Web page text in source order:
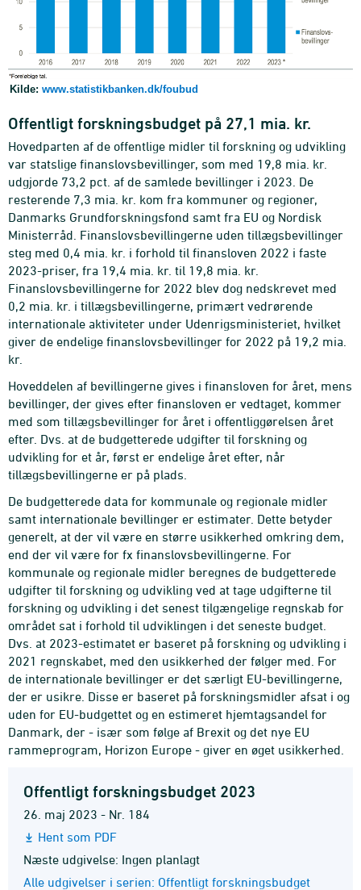
Kilde: www.statistikbanken.dk/foubud
Offentligt forskningsbudget på 27,1 mia. kr.
Hovedparten af de offentlige midler til forskning og udvikling
var statslige finanslovsbevillinger, som med 19,8 mia. kr.
udgjorde 73,2 pct. af de samlede bevillinger i 2023. De
resterende 7,3 mia. kr. kom fra kommuner og regioner,
Danmarks Grundforskningsfond samt fra EU og Nordisk
Ministerråd. Finanslovsbevillingerne uden tillægsbevillinger
steg med 0,4 mia. kr. i forhold til finansloven 2022 i faste
2023-priser, fra 19,4 mia. kr. til 19,8 mia. kr.
Finanslovsbevillingerne for 2022 blev dog nedskrevet med
0,2 mia. kr. i tillægsbevillingerne, primært vedrørende
internationale aktiviteter under Udenrigsministeriet, hvilket
giver de endelige finanslovsbevillinger for 2022 på 19,2 mia.
kr.
Hoveddelen af bevillingerne gives i finansloven for året, mens
bevillinger, der gives efter finansloven er vedtaget, kommer
med som tillægsbevillinger for året i offentliggørelsen året
efter. Dvs. at de budgetterede udgifter til forskning og
udvikling for et år, først er endelige året efter, når
tillægsbevillingerne er på plads.
De budgetterede data for kommunale og regionale midler
samt internationale bevillinger er estimater. Dette betyder
generelt, at der vil være en større usikkerhed omkring dem,
end der vil være for fx finanslovsbevillingerne. For
kommunale og regionale midler beregnes de budgetterede
udgifter til forskning og udvikling ved at tage udgifterne til
forskning og udvikling i det senest tilgængelige regnskab for
området sat i forhold til udviklingen i det seneste budget.
Dvs. at 2023-estimatet er baseret på forskning og udvikling i
2021 regnskabet, med den usikkerhed der følger med. For
de internationale bevillinger er det særligt EU-bevillingerne,
der er usikre. Disse er baseret på forskningsmidler afsat i og
uden for EU-budgettet og en estimeret hjemtagsandel for
Danmark, der - især som følge af Brexit og det nye EU
rammeprogram, Horizon Europe - giver en øget usikkerhed.
Offentligt forskningsbudget 2023
26. maj 2023 - Nr. 184
Hent som PDF
Næste udgivelse: Ingen planlagt
Alle udgivelser i serien: Offentligt forskningsbudget